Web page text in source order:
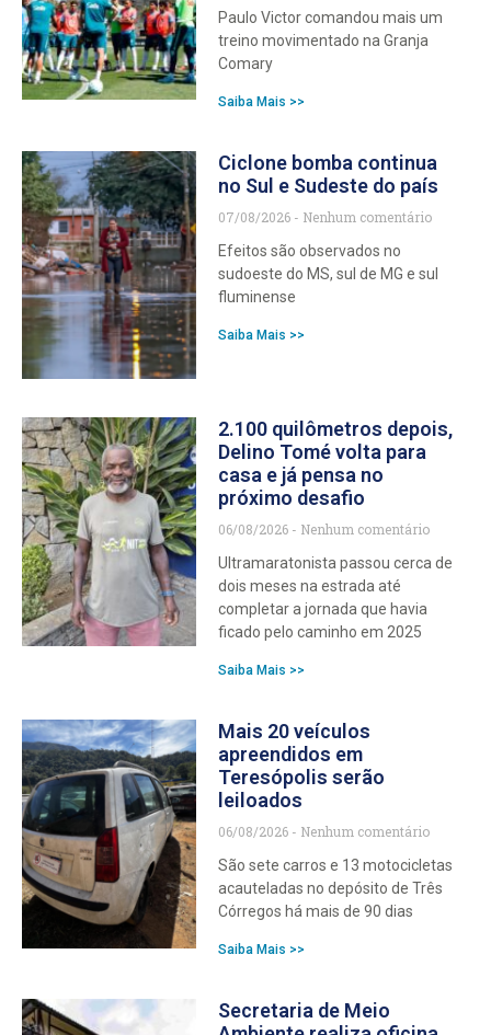
Paulo Victor comandou mais um
treino movimentado na Granja
Comary
Saiba Mais >>
Ciclone bomba continua
no Sul e Sudeste do país
07/08/2026
Nenhum comentário
Efeitos são observados no
sudoeste do MS, sul de MG e sul
fluminense
Saiba Mais >>
2.100 quilômetros depois,
Delino Tomé volta para
casa e já pensa no
próximo desafio
06/08/2026
Nenhum comentário
Ultramaratonista passou cerca de
dois meses na estrada até
completar a jornada que havia
ficado pelo caminho em 2025
Saiba Mais >>
Mais 20 veículos
apreendidos em
Teresópolis serão
leiloados
06/08/2026
Nenhum comentário
São sete carros e 13 motocicletas
acauteladas no depósito de Três
Córregos há mais de 90 dias
Saiba Mais >>
Secretaria de Meio